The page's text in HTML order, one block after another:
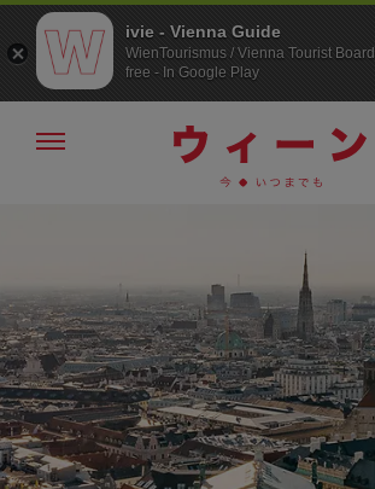
へ
ジ
の
ト
ッ
プ
へ
メ
非
表
示
ivie - Vienna Guide
WienTourismus / Vienna Tourist Board
free - In Google Play